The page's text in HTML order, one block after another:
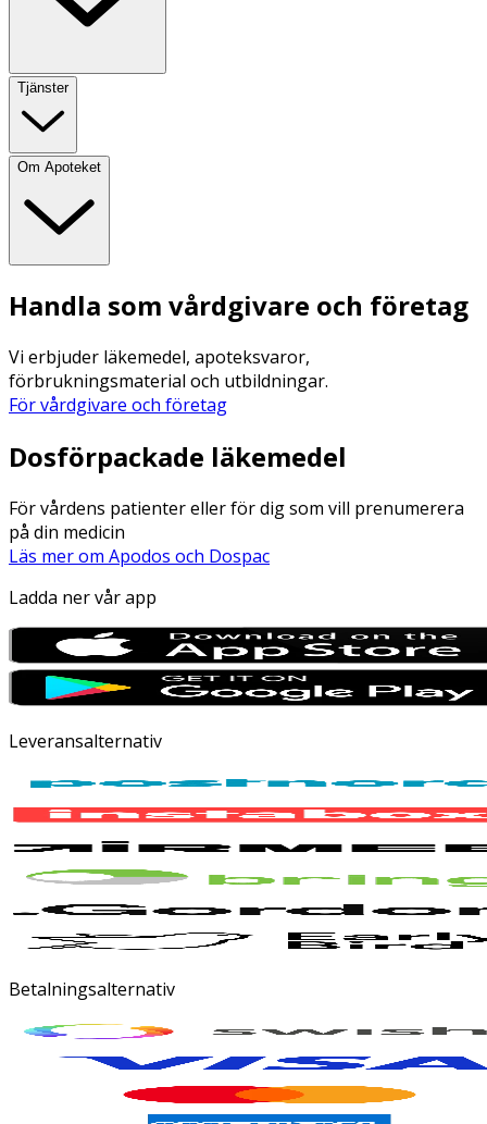
Tjänster
Om Apoteket
Handla som vårdgivare och företag
Vi erbjuder läkemedel, apoteksvaror,
förbrukningsmaterial och utbildningar.
För vårdgivare och företag
Dosförpackade läkemedel
För vårdens patienter eller för dig som vill prenumerera
på din medicin
Läs mer om Apodos och Dospac
Ladda ner vår app
Leveransalternativ
Betalningsalternativ